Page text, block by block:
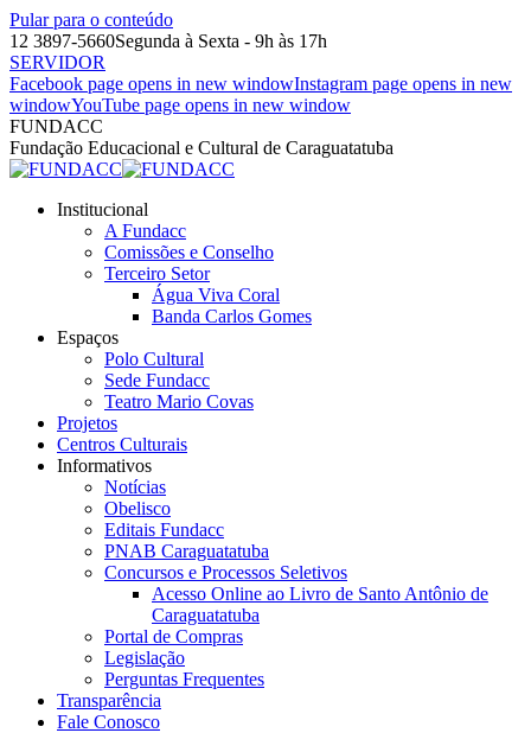
Pular para o conteúdo
12 3897-5660Segunda à Sexta - 9h às 17h
SERVIDOR
Facebook page opens in new windowInstagram page opens in new
windowYouTube page opens in new window
FUNDACC
Fundação Educacional e Cultural de Caraguatatuba
Institucional
A Fundacc
Comissões e Conselho
Terceiro Setor
Água Viva Coral
Banda Carlos Gomes
Espaços
Polo Cultural
Sede Fundacc
Teatro Mario Covas
Projetos
Centros Culturais
Informativos
Notícias
Obelisco
Editais Fundacc
PNAB Caraguatatuba
Concursos e Processos Seletivos
Acesso Online ao Livro de Santo Antônio de
Caraguatatuba
Portal de Compras
Legislação
Perguntas Frequentes
Transparência
Fale Conosco